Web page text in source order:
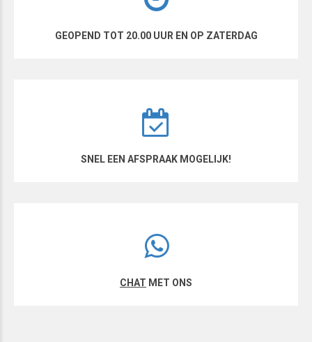
GEOPEND TOT 20.00 UUR EN OP ZATERDAG
SNEL EEN AFSPRAAK MOGELIJK!
CHAT MET ONS